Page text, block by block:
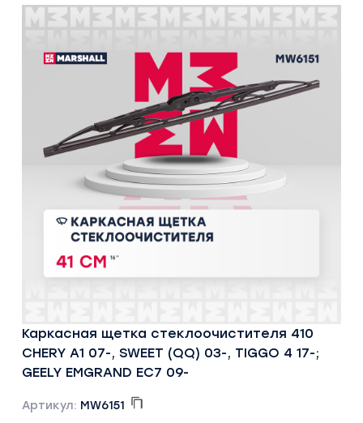
Каркасная щетка стеклоочистителя 410
CHERY A1 07-, SWEET (QQ) 03-, TIGGO 4 17-;
GEELY EMGRAND EC7 09-
Артикул: MW6151